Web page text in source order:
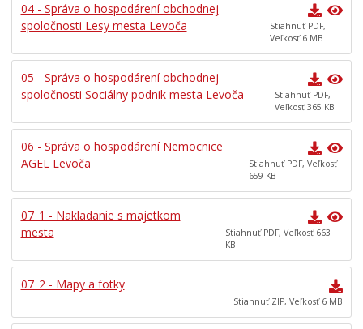
04 - Správa o hospodárení obchodnej
spoločnosti Lesy mesta Levoča
Stiahnuť PDF,
Veľkosť 6 MB
05 - Správa o hospodárení obchodnej
spoločnosti Sociálny podnik mesta Levoča
Stiahnuť PDF,
Veľkosť 365 KB
06 - Správa o hospodárení Nemocnice
AGEL Levoča
Stiahnuť PDF, Veľkosť
659 KB
07_1 - Nakladanie s majetkom
mesta
Stiahnuť PDF, Veľkosť 663
KB
07_2 - Mapy a fotky
Stiahnuť ZIP, Veľkosť 6 MB